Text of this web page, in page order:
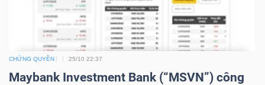
CHỨNG QUYỀN 25/10 22:37
Maybank Investment Bank (“MSVN”) công
TIÊU